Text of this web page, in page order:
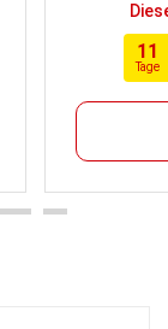
11
Tage